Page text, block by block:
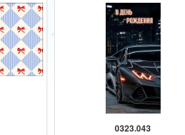
0323.043